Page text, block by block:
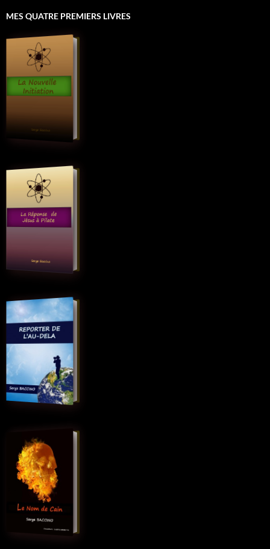
MES QUATRE PREMIERS LIVRES